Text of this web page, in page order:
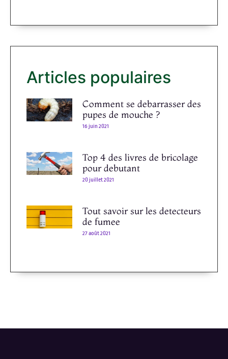
Articles populaires
Comment se debarrasser des
pupes de mouche ?
16 juin 2021
Top 4 des livres de bricolage
pour debutant
20 juillet 2021
Tout savoir sur les detecteurs
de fumee
27 août 2021